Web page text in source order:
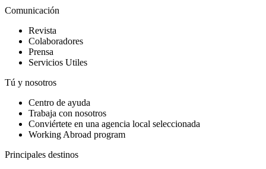
Comunicación
Revista
Colaboradores
Prensa
Servicios Utiles
Tú y nosotros
Centro de ayuda
Trabaja con nosotros
Conviértete en una agencia local seleccionada
Working Abroad program
Principales destinos